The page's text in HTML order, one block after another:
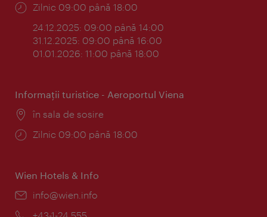
Program:
Zilnic 09:00 până 18:00
24.12.2025: 09:00 până 14:00
31.12.2025: 09:00 până 16:00
01.01.2026: 11:00 până 18:00
Informaţii turistice - Aeroportul Viena
Locul:
în sala de sosire
Program:
Zilnic 09:00 până 18:00
Wien Hotels & Info
E-
info@wien.info